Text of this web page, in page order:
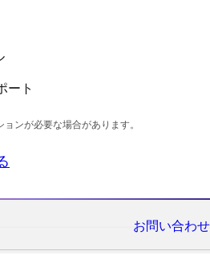
ート
ンが必要な場合があります。
お問い合わせ